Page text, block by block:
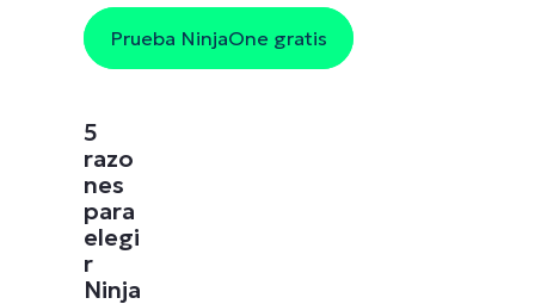
Prueba NinjaOne gratis
5
razo
nes
para
elegi
r
Ninja